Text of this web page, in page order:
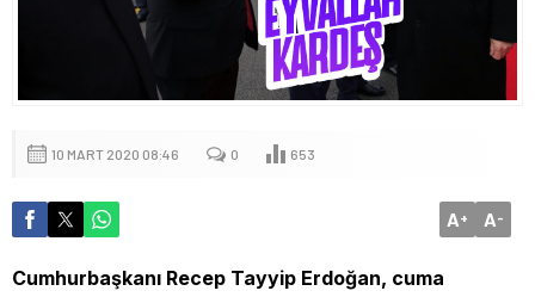
10 MART 2020 08:46 0 653
A+ A-
Cumhurbaşkanı Recep Tayyip Erdoğan, cuma